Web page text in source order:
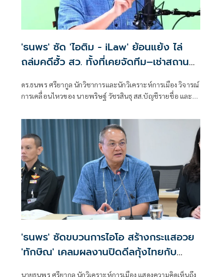
'ธนพร' ซัด 'ไอติม - iLaw' ย้อนแย้ง ไล่
ถล่มคดีฮั้ว สว. ทั้งที่เคยจัดทีม–เช่าสถานที่
ดร.ธนพร ศรียากูล นักวิชาการและนักวิเคราะห์การเมือง วิจารณ์
การเคลื่อนไหวของ นายพริษฐ์ วัชรสินธุ สส.บัญชีรายชื่อ และ
'ธนพร' ซัดขบวนการไอโอ สร้างกระแสอวย
'ทักษิณ' เคลมผลงานปิดดีลกุ้งไทยกับ
นายธนพร ศรียากูล นักวิเคราะห์การเมือง แสดงความคิดเห็นถึง